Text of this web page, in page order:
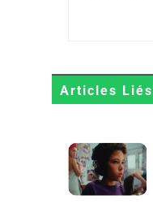
Articles Liés